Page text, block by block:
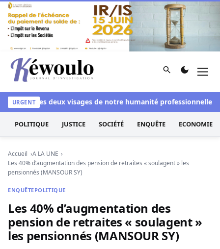
Aller au contenu
Kéwoulo, le premier site d'information et d'investigation
Rechercher
URGENT
Les deux visages de notre humanité professionnelle :
POLITIQUE JUSTICE SOCIÉTÉ ENQUÊTE ECONOMIE
Accueil
A LA UNE
Les 40% d’augmentation des pension de retraites « soulagent » les
pensionnés (MANSOUR SY)
ENQUÊTEPOLITIQUE
Les 40% d’augmentation des
pension de retraites « soulagent »
les pensionnés (MANSOUR SY)